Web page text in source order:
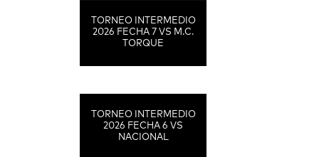
TORNEO INTERMEDIO
2026 FECHA 7 VS M.C.
TORQUE
TORNEO INTERMEDIO
2026 FECHA 6 VS
NACIONAL